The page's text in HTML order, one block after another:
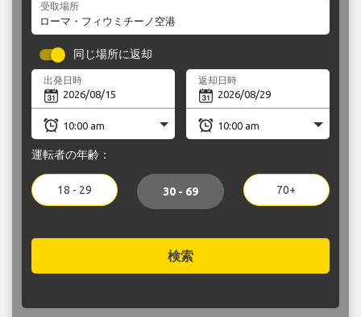
受取場所
同じ場所に返却
出発日時 返却日時
運転者の年齢：
18 - 29 30 - 69 70+
検索